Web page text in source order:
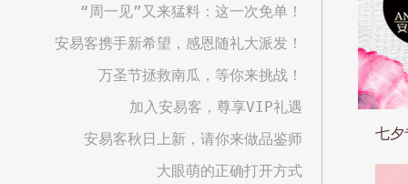
“周一见”又来猛料：这一次免单！
安易客携手新希望，感恩随礼大派发！
万圣节拯救南瓜，等你来挑战！
加入安易客，尊享VIP礼遇
安易客秋日上新，请你来做品鉴师
大眼萌的正确打开方式
七夕